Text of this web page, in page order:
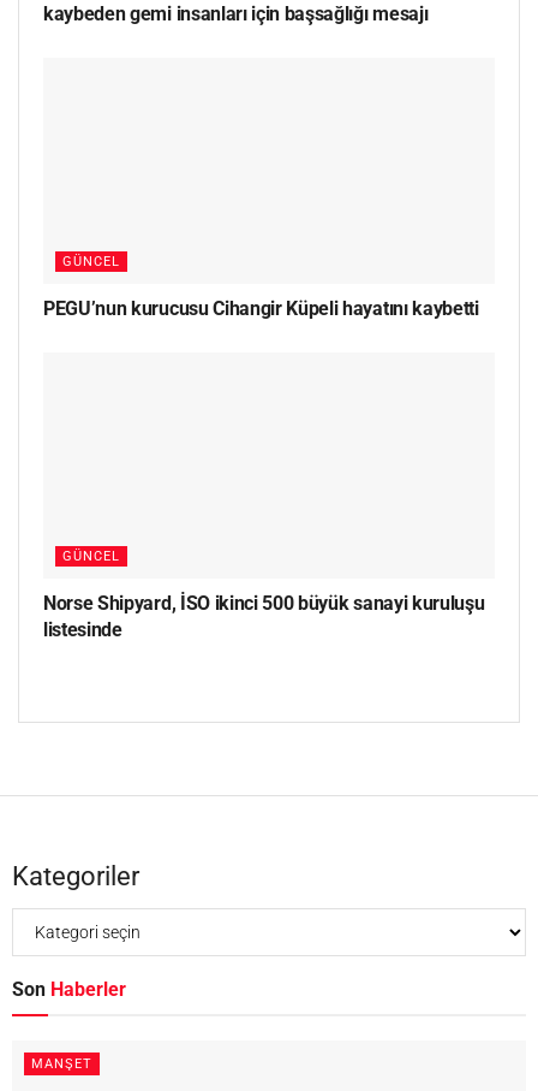
kaybeden gemi insanları için başsağlığı mesajı
GÜNCEL
PEGU’nun kurucusu Cihangir Küpeli hayatını kaybetti
GÜNCEL
Norse Shipyard, İSO ikinci 500 büyük sanayi kuruluşu
listesinde
Kategoriler
Son Haberler
MANŞET